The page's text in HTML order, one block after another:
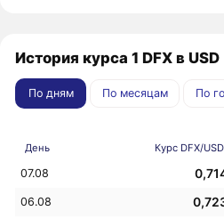
История курса 1 DFX в USD
По дням По месяцам По
День Курс DFX/USD
07.08
06.08